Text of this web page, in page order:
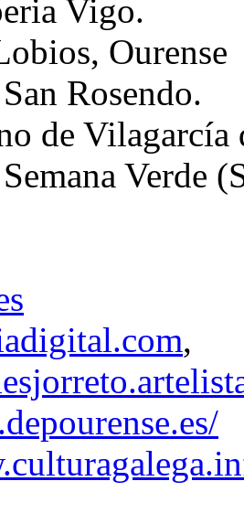
Vigo.
Ourense
Rosendo.
de Vilagarcía
Verde
,